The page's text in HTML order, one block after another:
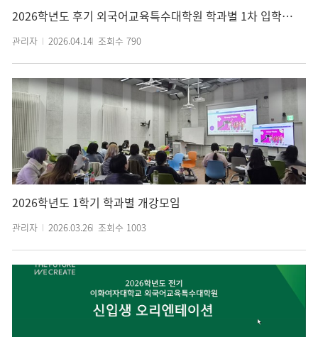
2026학년도 후기 외국어교육특수대학원 학과별 1차 입학설명회(온라인 비대면)
관리자 2026.04.14 조회수 790
2026학년도 1학기 학과별 개강모임
관리자 2026.03.26 조회수 1003